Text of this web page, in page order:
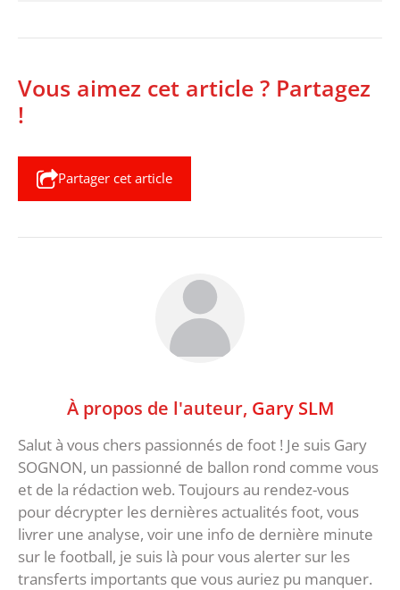
Vous aimez cet article ? Partagez
!
Partager cet article
À propos de l'auteur, Gary SLM
Salut à vous chers passionnés de foot ! Je suis Gary
SOGNON, un passionné de ballon rond comme vous
et de la rédaction web. Toujours au rendez-vous
pour décrypter les dernières actualités foot, vous
livrer une analyse, voir une info de dernière minute
sur le football, je suis là pour vous alerter sur les
transferts importants que vous auriez pu manquer.